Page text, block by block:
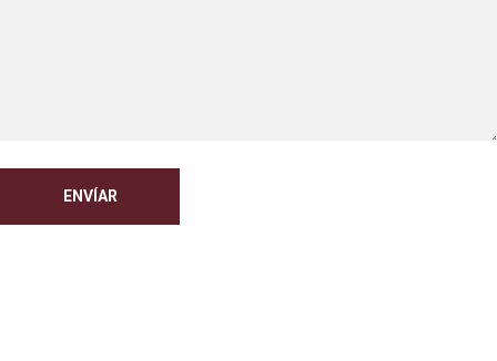
ENVÍAR